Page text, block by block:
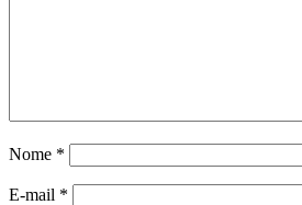
Nome *
E-mail *